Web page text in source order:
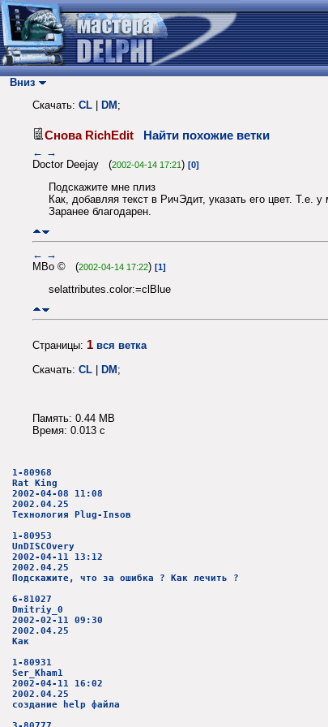
Вниз
Скачать: CL DM ;
Снова RichEdit Найти похожие ветки
← →
Doctor Deejay (2002-04-14 17:21) [0]
Подскажите мне плиз
Как, добавляя текст в РичЭдит, указать его цвет. Т.е.
Заранее благодарен.
← →
MBo © (2002-04-14 17:22) [1]
selattributes.color:=clBlue
Страницы: 1 вся ветка
Скачать: CL DM ;
Память: 0.44 MB
Время: 0.013 c
1-80968
Rat King
2002-04-08 11:08
2002.04.25
Технология Plug-Insов
1-80953
UnDISCOvery
2002-04-11 13:12
2002.04.25
Подскажите, что за ошибка ? Как лечить ?
6-81027
Dmitriy_0
2002-02-11 09:30
2002.04.25
Как
1-80931
Ser_Kham1
2002-04-11 16:02
2002.04.25
создание help файла